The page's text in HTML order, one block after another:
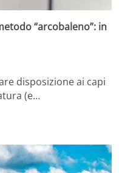
“arcobaleno”: in
disposizione ai capi
(e…